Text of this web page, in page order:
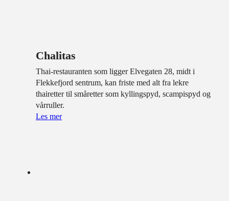
Chalitas
Thai-restauranten som ligger Elvegaten 28, midt i
Flekkefjord sentrum, kan friste med alt fra lekre
thairetter til småretter som kyllingspyd, scampispyd og
vårruller.
Les mer